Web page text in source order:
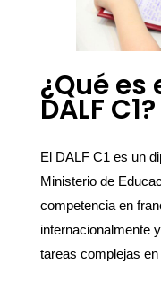
¿Qué es
DALF C1?
El DALF C1 es un
Ministerio de
competencia en
internacionalmente
tareas complejas